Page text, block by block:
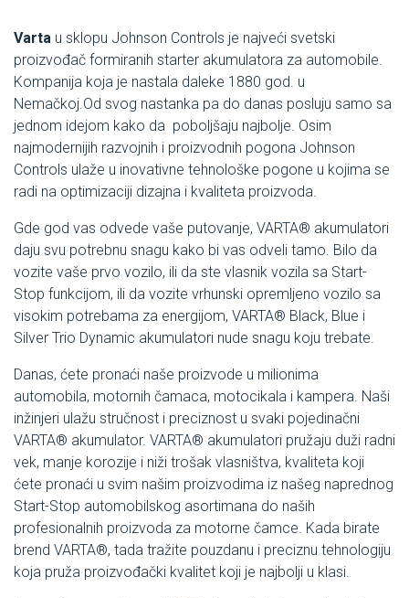
Varta u sklopu Johnson Controls je najveći svetski
proizvođač formiranih starter akumulatora za automobile.
Kompanija koja je nastala daleke 1880 god. u
Nemačkoj.Od svog nastanka pa do danas posluju samo sa
jednom idejom kako da poboljšaju najbolje. Osim
najmodernijih razvojnih i proizvodnih pogona Johnson
Controls ulaže u inovativne tehnološke pogone u kojima se
radi na optimizaciji dizajna i kvaliteta proizvoda.
Gde god vas odvede vaše putovanje, VARTA® akumulatori
daju svu potrebnu snagu kako bi vas odveli tamo. Bilo da
vozite vaše prvo vozilo, ili da ste vlasnik vozila sa Start-
Stop funkcijom, ili da vozite vrhunski opremljeno vozilo sa
visokim potrebama za energijom, VARTA® Black, Blue i
Silver Trio Dynamic akumulatori nude snagu koju trebate.
Danas, ćete pronaći naše proizvode u milionima
automobila, motornih čamaca, motocikala i kampera. Naši
inžinjeri ulažu stručnost i preciznost u svaki pojedinačni
VARTA® akumulator. VARTA® akumulatori pružaju duži radni
vek, manje korozije i niži trošak vlasništva, kvaliteta koji
ćete pronaći u svim našim proizvodima iz našeg naprednog
Start-Stop automobilskog asortimana do naših
profesionalnih proizvoda za motorne čamce. Kada birate
brend VARTA®, tada tražite pouzdanu i preciznu tehnologiju
koja pruža proizvođački kvalitet koji je najbolji u klasi.